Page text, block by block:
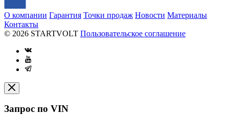
О компании Гарантия Точки продаж Новости Материалы
Контакты
© 2026 STARTVOLT Пользовательское соглашение
Запрос по VIN